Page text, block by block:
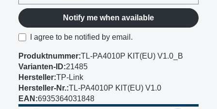
Notify me when available
I agree to be notified by email.
Produktnummer:TL-PA4010P KIT(EU) V1.0_B
Varianten-ID:21485
Hersteller:TP-Link
Hersteller-Nr.:TL-PA4010P KIT(EU) V1.0
EAN:6935364031848